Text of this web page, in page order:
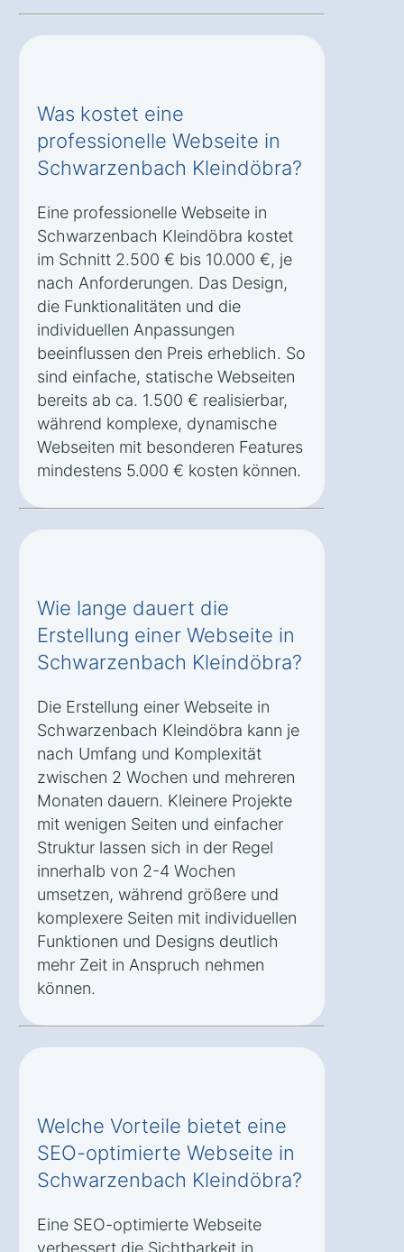
Was kostet eine
professionelle Webseite in
Schwarzenbach Kleindöbra?
Eine professionelle Webseite in
Schwarzenbach Kleindöbra kostet
im Schnitt 2.500 € bis 10.000 €, je
nach Anforderungen. Das Design,
die Funktionalitäten und die
individuellen Anpassungen
beeinflussen den Preis erheblich. So
sind einfache, statische Webseiten
bereits ab ca. 1.500 € realisierbar,
während komplexe, dynamische
Webseiten mit besonderen Features
mindestens 5.000 € kosten können.
Wie lange dauert die
Erstellung einer Webseite in
Schwarzenbach Kleindöbra?
Die Erstellung einer Webseite in
Schwarzenbach Kleindöbra kann je
nach Umfang und Komplexität
zwischen 2 Wochen und mehreren
Monaten dauern. Kleinere Projekte
mit wenigen Seiten und einfacher
Struktur lassen sich in der Regel
innerhalb von 2-4 Wochen
umsetzen, während größere und
komplexere Seiten mit individuellen
Funktionen und Designs deutlich
mehr Zeit in Anspruch nehmen
können.
Welche Vorteile bietet eine
SEO-optimierte Webseite in
Schwarzenbach Kleindöbra?
Eine SEO-optimierte Webseite
verbessert die Sichtbarkeit in